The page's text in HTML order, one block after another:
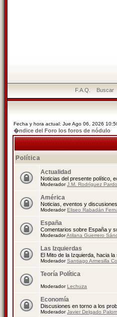
F.A.Q. Buscar
Fecha y hora actual: Jue Ago 06, 2026
�ndice del Foro los foros de nódulo
Política
Actualidad
Noticias del presente político,
ModeradorJ.M. Rodríguez Pardo
América
Noticias, eventos y
ModeradorEliseo Rabadán
España
Comentarios sobre España y
ModeradorAtilana Guerrero
Las Izquierdas
El Mito de la Izquierda, hacia
ModeradorSantiago Armesilla
Teoría Política
ModeradorLechuza
Economía
Discusiones en torno a los
ModeradorJavier Delgado